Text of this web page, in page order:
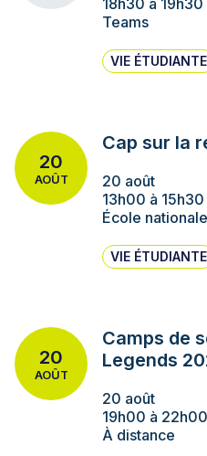
18h30 à 19h30
Teams
VIE ÉTUDIANTE
20
AOÛT
Cap sur la
20 août
13h00 à 15h30
École
VIE ÉTUDIANTE
20
AOÛT
Camps de
Legends
20 août
19h00 à 22h00
À distance